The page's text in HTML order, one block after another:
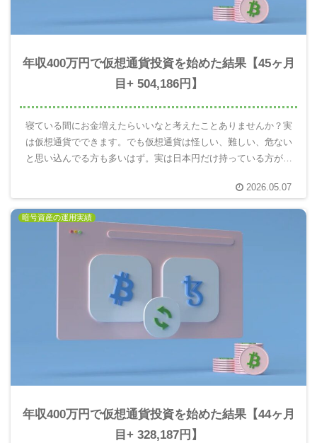
年収400万円で仮想通貨投資を始めた結果【45ヶ月
目+ 504,186円】
寝ている間にお金増えたらいいなと考えたことありませんか？実
は仮想通貨でできます。でも仮想通貨は怪しい、難しい、危ない
と思い込んでる方も多いはず。実は日本円だけ持っている方がと
来のお金を増える分散投資が重要。実際にやってみてわかったこ
とを報告します。
2026.05.07
暗号資産の運用実績
年収400万円で仮想通貨投資を始めた結果【44ヶ月
目+ 328,187円】